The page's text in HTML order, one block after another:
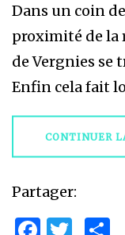
Dans un coin
proximité de la
de Vergnies se
Enfin cela fait
CONTINUER
Partager: